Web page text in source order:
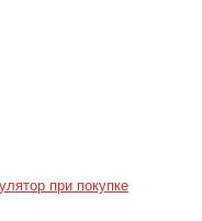
при покупке